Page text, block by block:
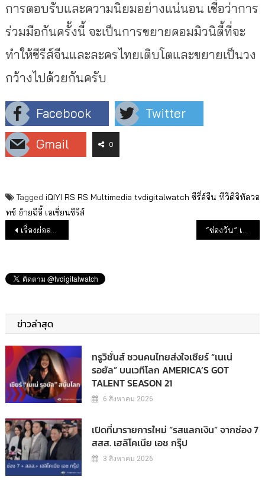
การตอบรับและความนิยมอย่างแน่นอน เชื่อว่าการ
ร่วมมือกันครั้งนี้ จะเป็นการขยายคอมมิวนิตี้ที่จะ
ทำให้ซีรีส์จีนและละครไทยเติบโตและขยายเป็นวง
กว้างไปด้วยกันครับ
Facebook
Twitter
Gmail
0
Tagged iQIYI RS RS Multimedia tvdigitalwatch ซีรี่ส์จีน ทีวีดิจิทัลวอ
ทช์ อ้ายฉีอี้ เอเชี่ยนซีรีส์
แนะแนวเรื่อง
เรื่องย่อละคร “เว้าวอนรัก” “ช่องวัน” เสิร์ฟสุดยอด ซีรีส์ 5 เรื่อง 5 รส ลง “oneD ORIGINAL”
ข่าวล่าสุด
ทรูวิชั่นส์ ชวนคนไทยส่งใจเชียร์ “เนเน่
รอยัล” บนเวทีโลก AMERICA’S GOT
TALENT SEASON 21
6 สิงหาคม 2026
เปิดที่มารายการใหม่ “รสแลกเงิน” จากช่อง 7
สสส. เฮลิโคเนีย เอช กรุ๊ป
3 สิงหาคม 2026